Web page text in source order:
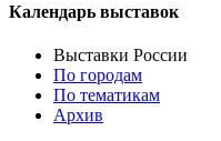
Календарь выставок
Выставки России
По городам
По тематикам
Архив